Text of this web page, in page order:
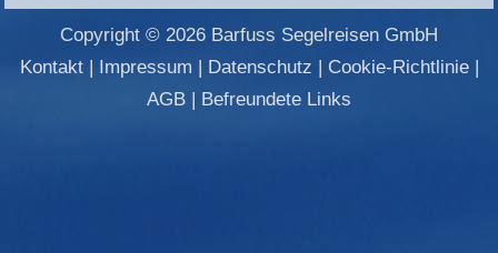
Copyright © 2026 Barfuss Segelreisen GmbH
Kontakt| Impressum | Datenschutz | Cookie-Richtlinie|
AGB | Befreundete Links